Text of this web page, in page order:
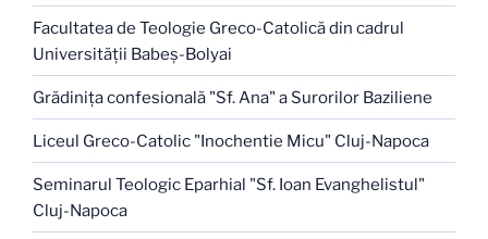
Facultatea de Teologie Greco-Catolică din cadrul
Universităţii Babeş-Bolyai
Grădiniţa confesională "Sf. Ana" a Surorilor Baziliene
Liceul Greco-Catolic "Inochentie Micu" Cluj-Napoca
Seminarul Teologic Eparhial "Sf. Ioan Evanghelistul"
Cluj-Napoca